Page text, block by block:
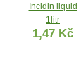
Incidin liquid
1litr
1,47 Kč